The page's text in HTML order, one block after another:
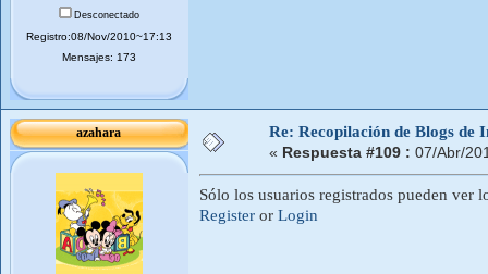
Desconectado
Registro:08/Nov/2010~17:13
Mensajes: 173
azahara Re: Recopilación de Blogs de
« Respuesta #109 : 07/Abr/
Sólo los usuarios registrados pueden ver
Register or Login